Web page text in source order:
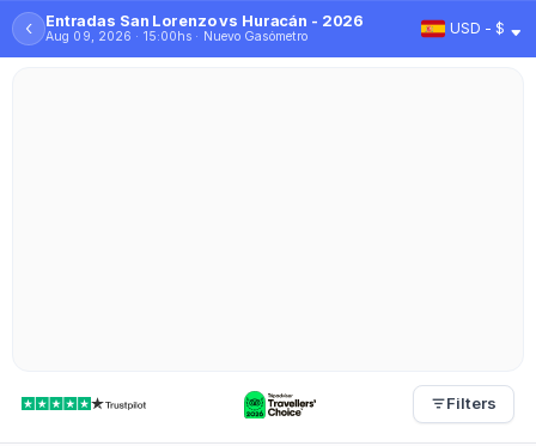
‹ Entradas San Lorenzo vs Huracán - 2026
Aug 09, 2026 · 15:00hs · Nuevo Gasómetro USD - $
Filters